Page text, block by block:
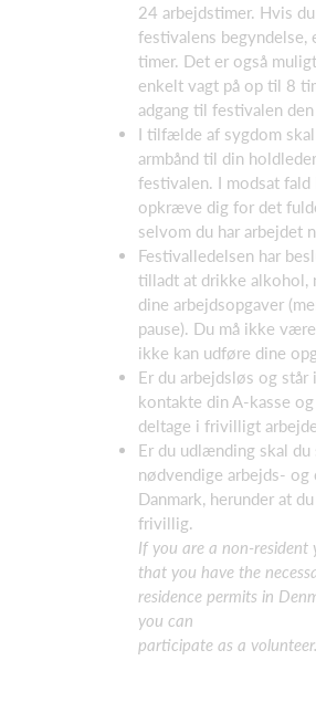
24 arbejdstimer. Hvis
festivalens begyndelse,
timer. Det er også
enkelt vagt på op til 8
adgang til festivalen den
I tilfælde af sygdom
armbånd til din
festivalen. I modsat fald
opkræve dig for det
selvom du har arbejdet
Festivalledelsen har
tilladt at drikke alkohol,
dine arbejdsopgaver
pause). Du må ikke
ikke kan udføre dine
Er du arbejdsløs og står
kontakte din A-kasse
deltage i frivilligt
Er du udlænding skal du
nødvendige arbejds-
Danmark, herunder at
frivillig.
If you are a non-resident
that you have the
residence permits in
you can
participate as a volunteer.